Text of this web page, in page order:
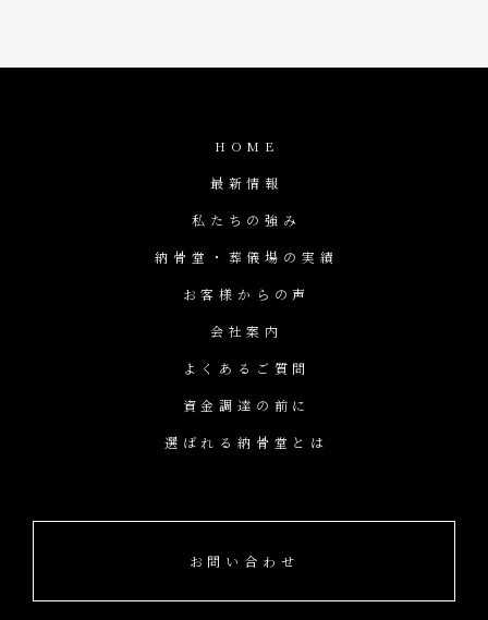
HOME
最新情報
私たちの強み
納骨堂・葬儀場の実績
お客様からの声
会社案内
よくあるご質問
資金調達の前に
選ばれる納骨堂とは
お問い合わせ